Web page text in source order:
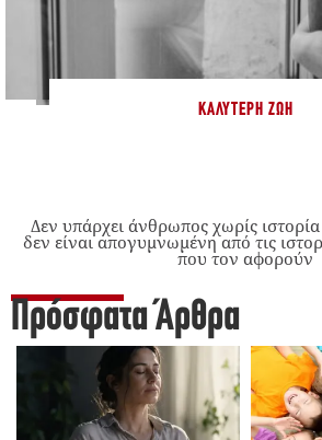
ΚΑΛΎΤΕΡΗ ΖΩΉ
Δεν υπάρχει άνθρωπος χωρίς ιστορία
δεν είναι απογυμνωμένη από τις
που τον αφορούν
Πρόσφατα Άρθρα